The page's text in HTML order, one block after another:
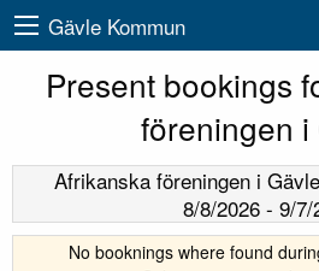
Gävle Kommun
Present bookings
föreningen i
Afrikanska föreningen i Gävle
8/8/2026 - 9/7/
No booknings where found